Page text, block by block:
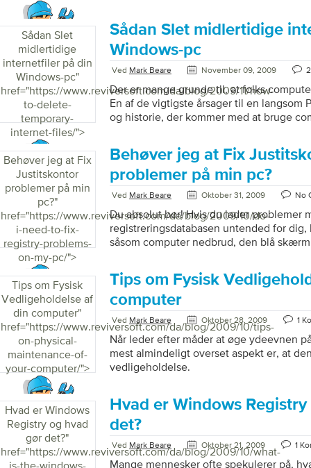
kan frigøre nogle ekstra plads på
en større kørsel eller slette dig
Sådan Slet
midlertidige
internetfiler på din
Windows-pc"
href="https://www.reviversoft.com/da/blog/2009/11/how-
to-delete-
temporary-
internet-files/">
Sådan Slet midlertidige
Windows-pc
Ved Mark Beare November 09, 2009
Der er mange grunde til, at folks
En af de vigtigste årsager til en langsom
og historie, der kommer med at bruge
eksempel, fil historie og backups
brug for at gendanne et dokument, efter
program nedbrud.
Behøver jeg at Fix
Justitskontor
problemer på min
pc?"
href="https://www.reviversoft.com/da/blog/2009/10/do-
i-need-to-fix-
registry-problems-
on-my-pc/">
Behøver jeg at Fix
problemer på min pc?
Ved Mark Beare Oktober 31, 2009 No
Du absolut bør! Hvis du lader problemer
registreringsdatabasen untended for
såsom computer nedbrud, den blå
på fastsættelse af Windows
forsøge at forhindre dem i at ske i første
fastholde dig Windows
meget bedre oplevelse med din PC, om
spil eller skrive e-mails.
Tips om Fysisk
Vedligeholdelse af
din computer"
href="https://www.reviversoft.com/da/blog/2009/10/tips-
on-physical-
maintenance-of-
your-computer/">
Tips om Fysisk
computer
Ved Mark Beare Oktober 28, 2009 1
Når leder efter måder at øge ydeevnen
mest almindeligt overset aspekt er, at
vedligeholdelse.
Hvad er Windows
Registry og hvad
gør det?"
href="https://www.reviversoft.com/da/blog/2009/10/what-
is-the-windows-
Hvad er Windows
det?
Ved Mark Beare Oktober 21, 2009 1
Mange mennesker ofte spekulerer på,